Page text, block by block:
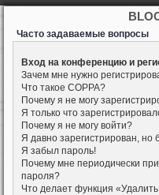
Часто задаваемые вопросы
Вход на конференцию и
Зачем мне нужно
Что такое COPPA?
Почему я не могу
Я только что
Почему я не могу войти?
Я давно зарегистрирован, но
Я забыл пароль!
Почему мне периодически
пароля?
Что делает функция